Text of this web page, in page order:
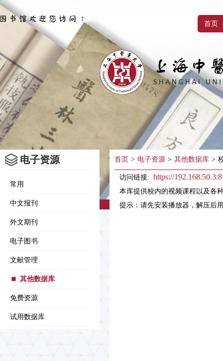
首页
电子资源
常用
中文报刊
外文期刊
电子图书
文献管理
其他数据库
免费资源
试用数据库
首页 > 电子资源 > 其他数据库 >
访问链接: https://
本库提供校内的视频课程以及各
提示：请先安装播放器，解压后